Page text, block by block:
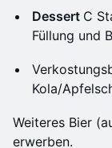
Dessert C
Füllung und
Kola/
Weiteres Bier
erwerben.